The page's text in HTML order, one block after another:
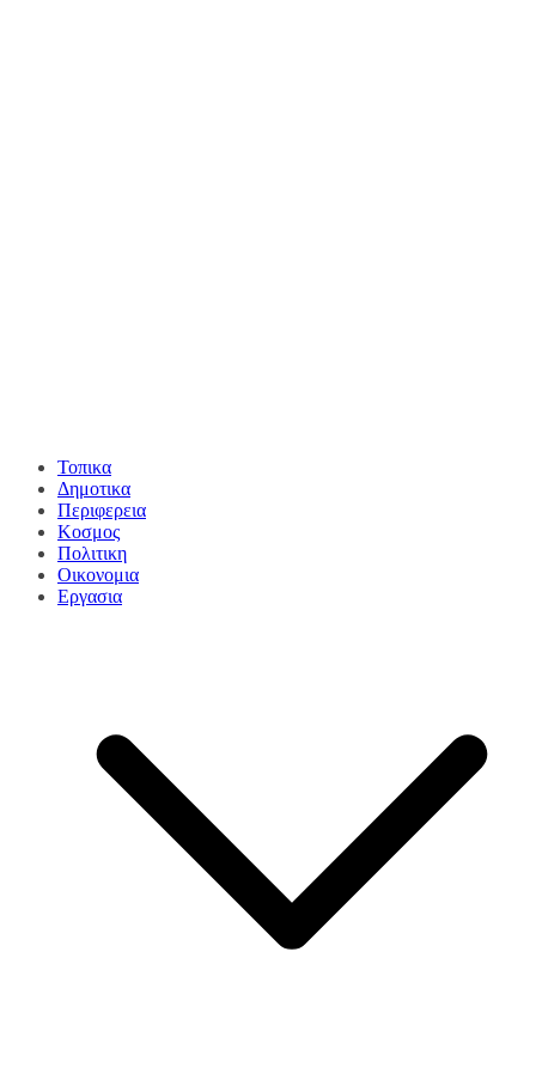
Τοπικα
Δημοτικα
Περιφερεια
Κοσμος
Πολιτικη
Οικονομια
Εργασια